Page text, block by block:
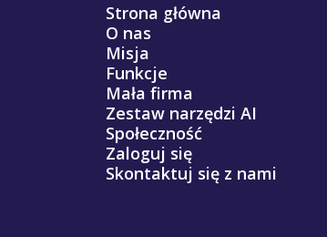
Strona główna
O nas
Misja
Funkcje
Mała firma
Zestaw narzędzi AI
Społeczność
Zaloguj się
Skontaktuj się z nami